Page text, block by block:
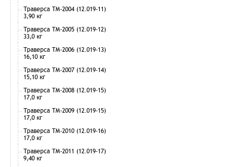
Траверса ТМ-2004 (12.019-11)
3,90 кг
Траверса ТМ-2005 (12.019-12)
33,0 кг
Траверса ТМ-2006 (12.019-13)
16,10 кг
Траверса ТМ-2007 (12.019-14)
15,10 кг
Траверса ТМ-2008 (12.019-15)
17,0 кг
Траверса ТМ-2009 (12.019-15)
17,0 кг
Траверса ТМ-2010 (12.019-16)
17,0 кг
Траверса ТМ-2011 (12.019-17)
9,40 кг